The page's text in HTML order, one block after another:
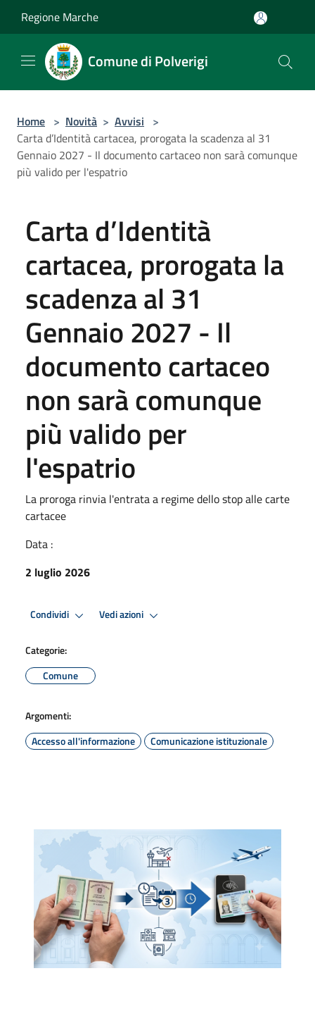
Regione Marche
Comune di Polverigi
Home > Novità > Avvisi >
Carta d’Identità cartacea, prorogata la scadenza al 31
Gennaio 2027 - Il documento cartaceo non sarà comunque
più valido per l'espatrio
Carta d’Identità
cartacea, prorogata la
scadenza al 31
Gennaio 2027 - Il
documento cartaceo
non sarà comunque
più valido per
l'espatrio
La proroga rinvia l'entrata a regime dello stop alle carte
cartacee
Data :
2 luglio 2026
Condividi Vedi azioni
Categorie:
Comune
Argomenti:
Accesso all'informazione
Comunicazione istituzionale